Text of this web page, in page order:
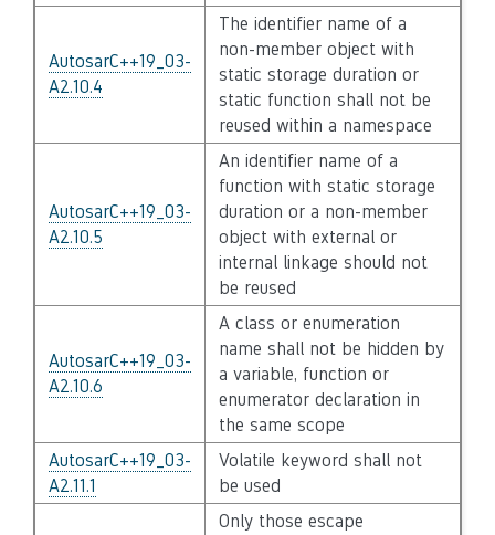
AutosarC++19_03-
A2.10.4
The identifier name of a
non-member object with
static storage duration or
static function shall not be
reused within a namespace
AutosarC++19_03-
A2.10.5
An identifier name of a
function with static storage
duration or a non-member
object with external or
internal linkage should not
be reused
AutosarC++19_03-
A2.10.6
A class or enumeration
name shall not be hidden by
a variable, function or
enumerator declaration in
the same scope
AutosarC++19_03-
A2.11.1
Volatile keyword shall not
be used
Only those escape